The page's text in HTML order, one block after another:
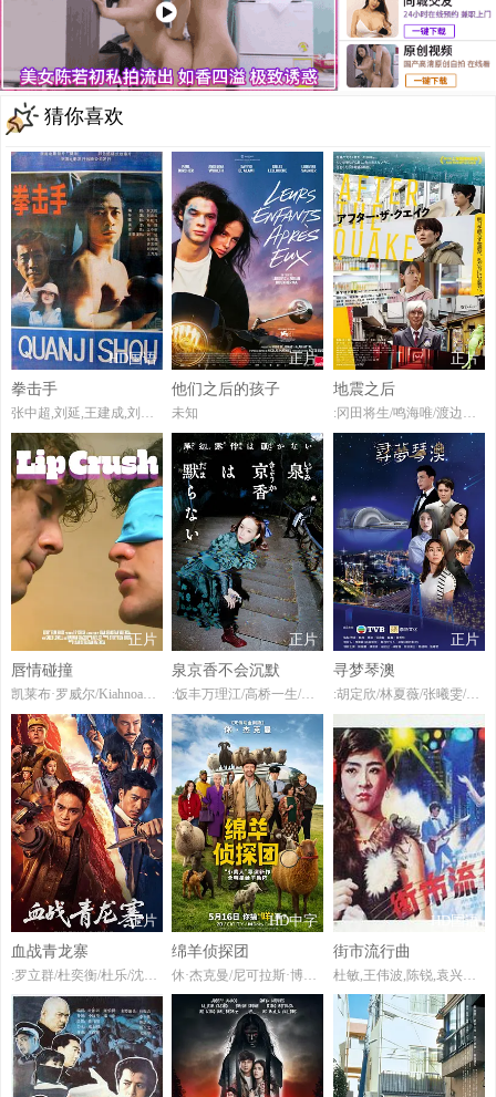
猜你喜欢
HD国语
拳击手
张中超,刘延,王建成,刘尚娴,许志群,王力海,杨飞,陈立人,宋学安
正片
他们之后的孩子
未知
正片
地震之后
:冈田将生/鸣海唯/渡边大知/佐藤浩市/桥本爱/
正片
唇情碰撞
凯莱布·罗威尔/KiahnoaSaucedo
正片
泉京香不会沉默
:饭丰万理江/高桥一生/堀田真由/宽一郎/桥本淳
正片
寻梦琴澳
:胡定欣/林夏薇/张曦雯/陈展鹏/谭俊彦/
正片
血战青龙寨
:罗立群/杜奕衡/杜乐/沈芳熙/扬笑/
HD中字
绵羊侦探团
HD国语
街市流行曲
杜敏,王伟波,陈锐,袁兴哲,黄锦裳,钟国仁,吴歧,孙业娜,徐东方,覃海山,覃飞维,周文琼,雪影鸾,陈虹,徐金